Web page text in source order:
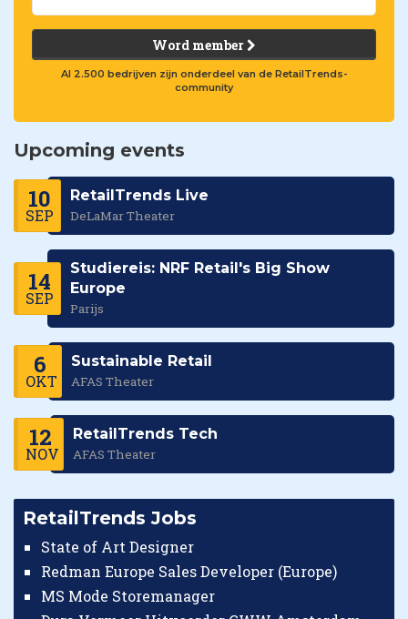
Word member
Al 2.500 bedrijven zijn onderdeel van de RetailTrends-
community
Upcoming events
10
SEP
RetailTrends Live
DeLaMar Theater
14
SEP
Studiereis: NRF Retail's Big Show
Europe
Parijs
6
OKT
Sustainable Retail
AFAS Theater
12
NOV
RetailTrends Tech
AFAS Theater
RetailTrends Jobs
State of Art Designer
Redman Europe Sales Developer (Europe)
MS Mode Storemanager